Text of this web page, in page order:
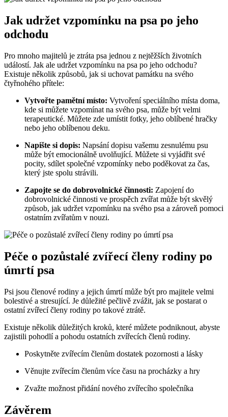
Jak udržet vzpomínku na psa po jeho
odchodu
Pro mnoho majitelů je ztráta psa jednou z nejtěžších životních
událostí. Jak ale udržet vzpomínku na psa po jeho odchodu?
Existuje několik způsobů, jak si uchovat památku na svého
čtyřnohého přítele:
Vytvořte pamětní místo: Vytvoření speciálního místa doma,
kde si můžete vzpomínat na svého psa, může být velmi
terapeutické. Můžete zde umístit fotky, jeho oblíbené hračky
nebo jeho oblíbenou deku.
Napište si dopis: Napsání dopisu vašemu zesnulému psu
může být emocionálně uvolňující. Můžete si vyjádřit své
pocity, sdílet společné vzpomínky nebo poděkovat za čas,
který jste spolu strávili.
Zapojte se do dobrovolnické činnosti: Zapojení do
dobrovolnické činnosti ve prospěch zvířat může být skvělý
způsob, jak udržet vzpomínku na svého psa a zároveň pomoci
ostatním zvířatům v nouzi.
Péče o pozůstalé zvířecí členy rodiny po
úmrtí psa
Psi jsou členové rodiny a jejich úmrtí může být pro majitele velmi
bolestivé a stresující. Je důležité pečlivě zvážit, jak se postarat o
ostatní zvířecí členy rodiny po takové ztrátě.
Existuje několik důležitých kroků, které můžete podniknout, abyste
zajistili pohodlí a pohodu ostatních zvířecích členů rodiny.
Poskytněte zvířecím členům dostatek pozornosti a lásky
Věnujte zvířecím členům více času na procházky a hry
Zvažte možnost přidání nového zvířecího společníka
Závěrem